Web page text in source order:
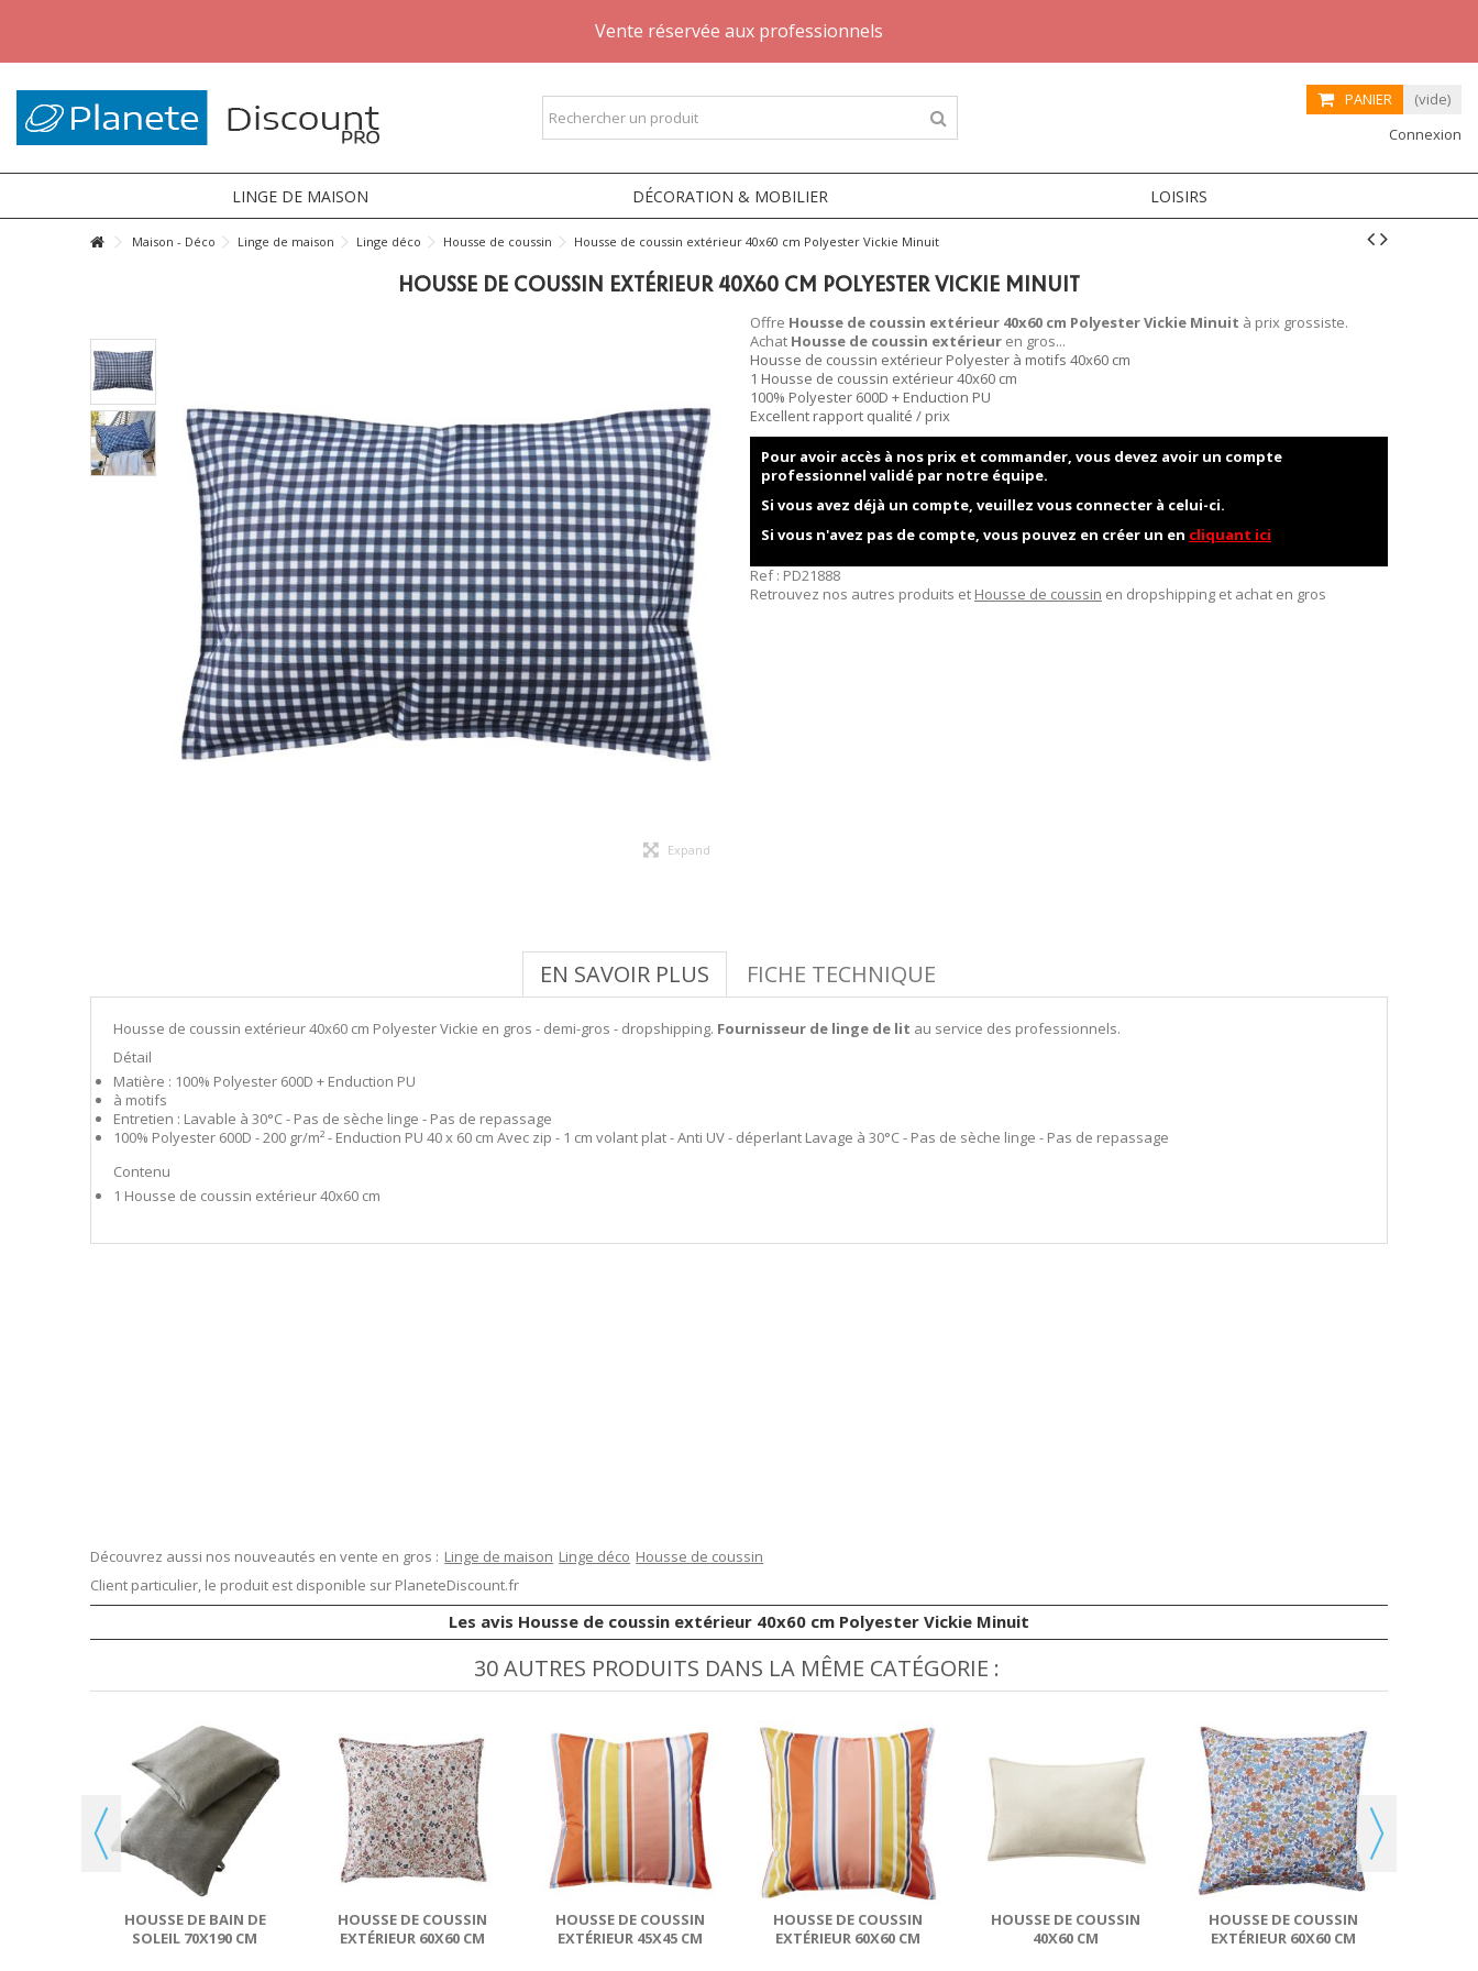
Vente réservée aux professionnels
PANIER
(vide)
Connexion
LINGE DE MAISON DÉCORATION & MOBILIER LOISIRS
Maison - Déco Linge de maison Linge déco Housse de coussin Housse de coussin extérieur 40x60 cm Polyester Vickie Minuit
HOUSSE DE COUSSIN EXTÉRIEUR 40X60 CM POLYESTER VICKIE MINUIT
Expand
Offre Housse de coussin extérieur 40x60 cm Polyester Vickie Minuit à prix grossiste.
Achat Housse de coussin extérieur en gros...
Housse de coussin extérieur Polyester à motifs 40x60 cm
1 Housse de coussin extérieur 40x60 cm
100% Polyester 600D + Enduction PU
Excellent rapport qualité / prix
Pour avoir accès à nos prix et commander, vous devez avoir un compte
professionnel validé par notre équipe.
Si vous avez déjà un compte, veuillez vous connecter à celui-ci.
Si vous n'avez pas de compte, vous pouvez en créer un en cliquant ici
Ref : PD21888
Retrouvez nos autres produits et Housse de coussin en dropshipping et achat en gros
EN SAVOIR PLUS FICHE TECHNIQUE
Housse de coussin extérieur 40x60 cm Polyester Vickie en gros - demi-gros - dropshipping. Fournisseur de linge de lit au service des professionnels.
Détail
Matière : 100% Polyester 600D + Enduction PU
à motifs
Entretien : Lavable à 30°C - Pas de sèche linge - Pas de repassage
100% Polyester 600D - 200 gr/m² - Enduction PU 40 x 60 cm Avec zip - 1 cm volant plat - Anti UV - déperlant Lavage à 30°C - Pas de sèche linge - Pas de repassage
Contenu
1 Housse de coussin extérieur 40x60 cm
Découvrez aussi nos nouveautés en vente en gros : Linge de maison Linge déco Housse de coussin
Client particulier, le produit est disponible sur PlaneteDiscount.fr
Les avis Housse de coussin extérieur 40x60 cm Polyester Vickie Minuit
30 AUTRES PRODUITS DANS LA MÊME CATÉGORIE :
HOUSSE DE BAIN DE
SOLEIL 70X190 CM
HOUSSE DE COUSSIN
EXTÉRIEUR 60X60 CM
HOUSSE DE COUSSIN
EXTÉRIEUR 45X45 CM
HOUSSE DE COUSSIN
EXTÉRIEUR 60X60 CM
HOUSSE DE COUSSIN
40X60 CM
HOUSSE DE COUSSIN
EXTÉRIEUR 60X60 CM